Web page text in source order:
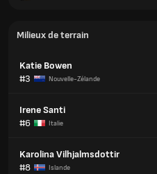
Milieux de terrain
Katie Bowen
#3
Nouvelle-Zélande
Irene Santi
#6
Italie
Karolina Vilhjalmsdottir
#8
Islande